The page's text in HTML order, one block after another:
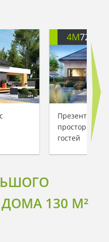
4M722
просторной
гостей
130 M²